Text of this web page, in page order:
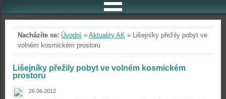
Nacházíte se: Úvodní » Aktuality AK » Lišejníky přežily pobyt ve
volném kosmickém prostoru
Lišejníky přežily pobyt ve volném kosmickém
prostoru
26.06.2012